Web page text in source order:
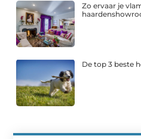
Zo ervaar je
De top 3 beste